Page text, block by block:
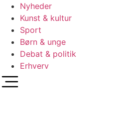
Nyheder
Kunst & kultur
Sport
Børn & unge
Debat & politik
Erhverv